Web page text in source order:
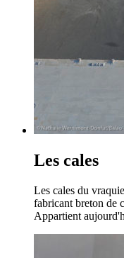
Les cales
Les cales du
fabricant breton de
Appartient